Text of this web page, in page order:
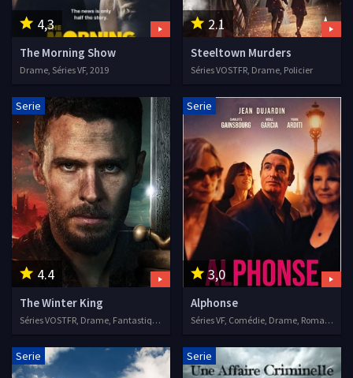
4,3
The Morning Show
Drame, Séries VF, 2019
2.1
Steeltown Murders
Séries VOSTFR, Drame, Policier
4.4
Serie
The Winter King
Séries VOSTFR, Drame, Fantastique, Historique
3,0
Serie
Alphonse
Séries VF, Comédie, Drame, Romance
Serie Serie